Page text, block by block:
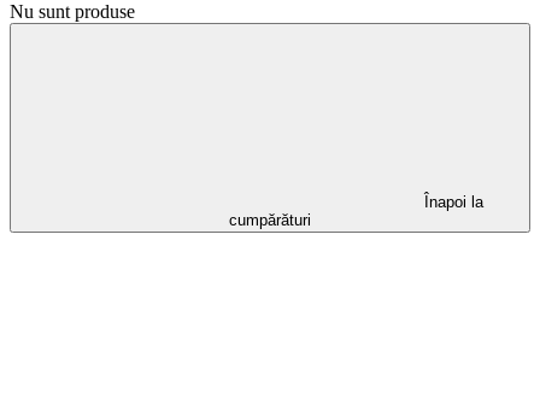
Nu sunt produse
Înapoi la
cumpărături